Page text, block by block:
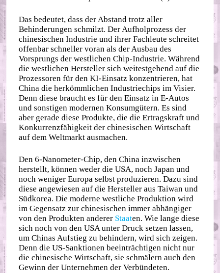
Das bedeutet, dass der Abstand trotz aller
Behinderungen schmilzt. Der Aufholprozess der
chinesischen Industrie und ihrer Fachleute schreitet
offenbar schneller voran als der Ausbau des
Vorsprungs der westlichen Chip-Industrie. Während
die westlichen Hersteller sich weitestgehend auf die
Prozessoren für den KI-Einsatz konzentrieren, hat
China die herkömmlichen Industriechips im Visier.
Denn diese braucht es für den Einsatz in E-Autos
und sonstigen modernen Konsumgütern. Es sind
aber gerade diese Produkte, die die Ertragskraft und
Konkurrenzfähigkeit der chinesischen Wirtschaft
auf dem Weltmarkt ausmachen.
Den 6-Nanometer-Chip, den China inzwischen
herstellt, können weder die USA, noch Japan und
noch weniger Europa selbst produzieren. Dazu sind
diese angewiesen auf die Hersteller aus Taiwan und
Südkorea. Die moderne westliche Produktion wird
im Gegensatz zur chinesischen immer abhängiger
von den Produkten anderer Staaten. Wie lange diese
sich noch von den USA unter Druck setzen lassen,
um Chinas Aufstieg zu behindern, wird sich zeigen.
Denn die US-Sanktionen beeinträchtigen nicht nur
die chinesische Wirtschaft, sie schmälern auch den
Gewinn der Unternehmen der Verbündeten.